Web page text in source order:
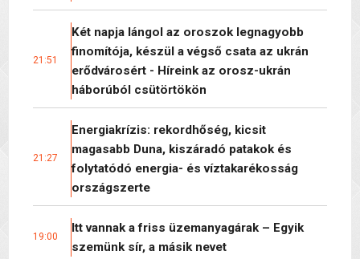
21:51
Két napja lángol az oroszok legnagyobb
finomítója, készül a végső csata az ukrán
erődvárosért - Híreink az orosz-ukrán
háborúból csütörtökön
21:27
Energiakrízis: rekordhőség, kicsit
magasabb Duna, kiszáradó patakok és
folytatódó energia- és víztakarékosság
országszerte
19:00
Itt vannak a friss üzemanyagárak – Egyik
szemünk sír, a másik nevet